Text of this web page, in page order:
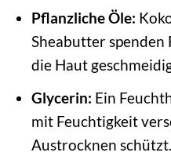
Pflanzliche Öle:
Sheabutter spenden
die Haut
Glycerin: Ein
mit Feuchtigkeit
Austrocknen schützt.